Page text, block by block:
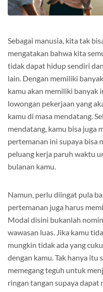
Sebagai manusia, kita tak
mengatakan bahwa kita
tidak dapat hidup sendiri
lain. Dengan memiliki
kamu akan memiliki banyak
lowongan pekerjaan yang
kamu di masa mendatang.
mendatang, kamu bisa juga
pertemanan ini supaya bisa
peluang kerja paruh waktu
Namun, perlu diingat pula
pertemanan juga harus
Modal disini bukanlah
wawasan luas. Jika kamu
mungkin tidak ada yang
dengan kamu. Tak hanya itu
memegang teguh untuk